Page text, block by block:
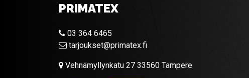
PRIMATEX
03 364 6465
tarjoukset@primatex.fi
Vehnämyllynkatu 27 33560 Tampere